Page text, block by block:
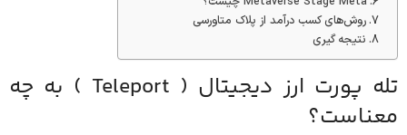
روش‌های کسب درآمد از پلاک متاورسی
نتیجه گیری
تله پورت ارز دیجیتال ( Teleport ) به چه
معناست؟